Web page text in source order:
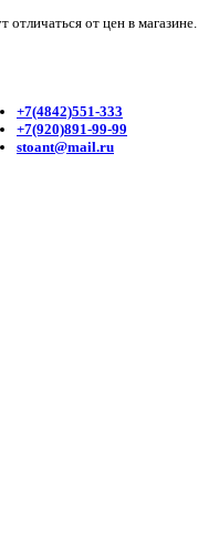
от цен в магазине.
+7(4842)551-333
+7(920)891-99-99
stoant@mail.ru